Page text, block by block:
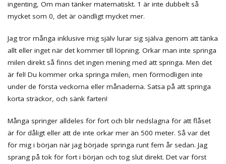
ingenting, Om man tänker matematiskt. 1 är inte dubbelt så
mycket som 0, det är oändligt mycket mer.
Jag tror många inklusive mig själv lurar sig själva genom att tänka
allt eller inget när det kommer till löpning. Orkar man inte springa
milen direkt så finns det ingen mening med att springa. Men det
är fel! Du kommer orka springa milen, men förmodligen inte
under de första veckorna eller månaderna. Satsa på att springa
korta sträckor, och sänk farten!
Många springer alldeles för fort och blir nedslagna för att flåset
är för dåligt eller att de inte orkar mer än 500 meter. Så var det
för mig i början när jag började springa runt fem år sedan. Jag
sprang på tok för fort i början och tog slut direkt. Det var först